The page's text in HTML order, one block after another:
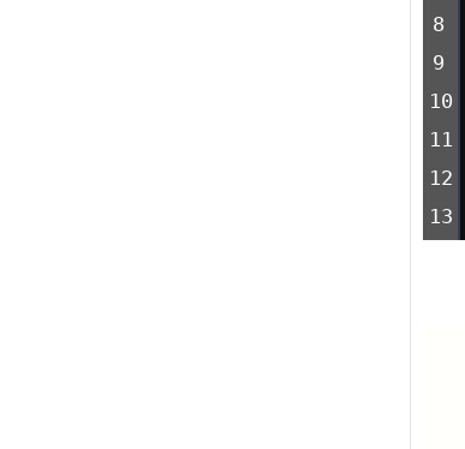
8
9
10
11
12
13